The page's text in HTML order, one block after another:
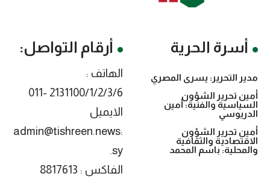
أسرة الحرية
التحرير: يسرى المصري
تحرير الشؤون
والفنية: أمين
تحرير الشؤون
والثقافية
باسم المحمد
أرقام التواصل:
الهاتف :
2131100/1/2/3/6 -011
الايميل
:admin@tishreen.news
الفاكس : 8817613